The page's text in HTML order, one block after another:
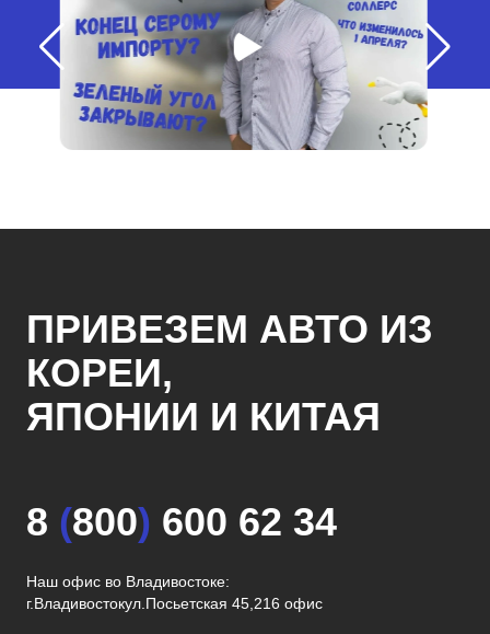
ПРИВЕЗЕМ АВТО ИЗ
КОРЕИ,
ЯПОНИИ И КИТАЯ
8 (800) 600 62 34
Наш офис во Владивостоке:
г.Владивостокул.Посьетская 45,216 офис